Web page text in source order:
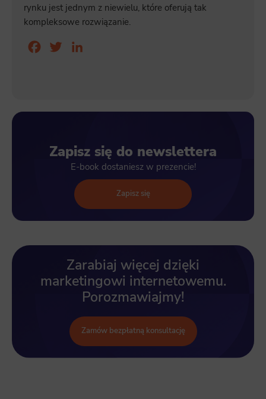
rynku jest jednym z niewielu, które oferują tak
kompleksowe rozwiązanie.
Facebook
Twitter
Zapisz się do newslettera
E-book dostaniesz w prezencie!
Zapisz się
Zarabiaj więcej dzięki
marketingowi internetowemu.
Porozmawiajmy!
Zamów bezpłatną konsultację